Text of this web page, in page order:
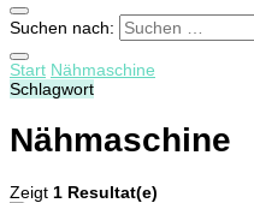
Suchen nach:
Start Nähmaschine
Schlagwort
Nähmaschine
Zeigt 1 Resultat(e)